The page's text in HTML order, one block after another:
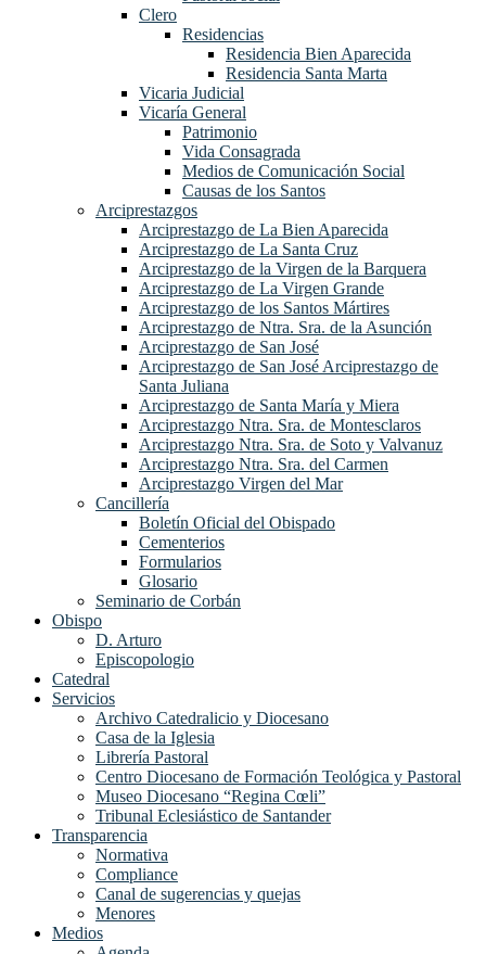
Clero
Residencias
Residencia Bien Aparecida
Residencia Santa Marta
Vicaria Judicial
Vicaría General
Patrimonio
Vida Consagrada
Medios de Comunicación Social
Causas de los Santos
Arciprestazgos
Arciprestazgo de La Bien Aparecida
Arciprestazgo de La Santa Cruz
Arciprestazgo de la Virgen de la Barquera
Arciprestazgo de La Virgen Grande
Arciprestazgo de los Santos Mártires
Arciprestazgo de Ntra. Sra. de la Asunción
Arciprestazgo de San José
Arciprestazgo de San José Arciprestazgo de
Santa Juliana
Arciprestazgo de Santa María y Miera
Arciprestazgo Ntra. Sra. de Montesclaros
Arciprestazgo Ntra. Sra. de Soto y Valvanuz
Arciprestazgo Ntra. Sra. del Carmen
Arciprestazgo Virgen del Mar
Cancillería
Boletín Oficial del Obispado
Cementerios
Formularios
Glosario
Seminario de Corbán
Obispo
D. Arturo
Episcopologio
Catedral
Servicios
Archivo Catedralicio y Diocesano
Casa de la Iglesia
Librería Pastoral
Centro Diocesano de Formación Teológica y Pastoral
Museo Diocesano “Regina Cœli”
Tribunal Eclesiástico de Santander
Transparencia
Normativa
Compliance
Canal de sugerencias y quejas
Menores
Medios